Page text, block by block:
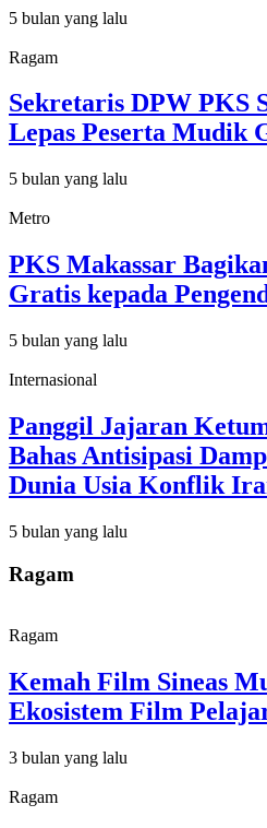
5 bulan yang lalu
Ragam
Sekretaris DPW PKS
Lepas Peserta Mudik
5 bulan yang lalu
Metro
PKS Makassar
Gratis kepada
5 bulan yang lalu
Internasional
Panggil Jajaran
Bahas Antisipasi
Dunia Usia Konflik
5 bulan yang lalu
Ragam
Ragam
Kemah Film Sineas
Ekosistem Film
3 bulan yang lalu
Ragam